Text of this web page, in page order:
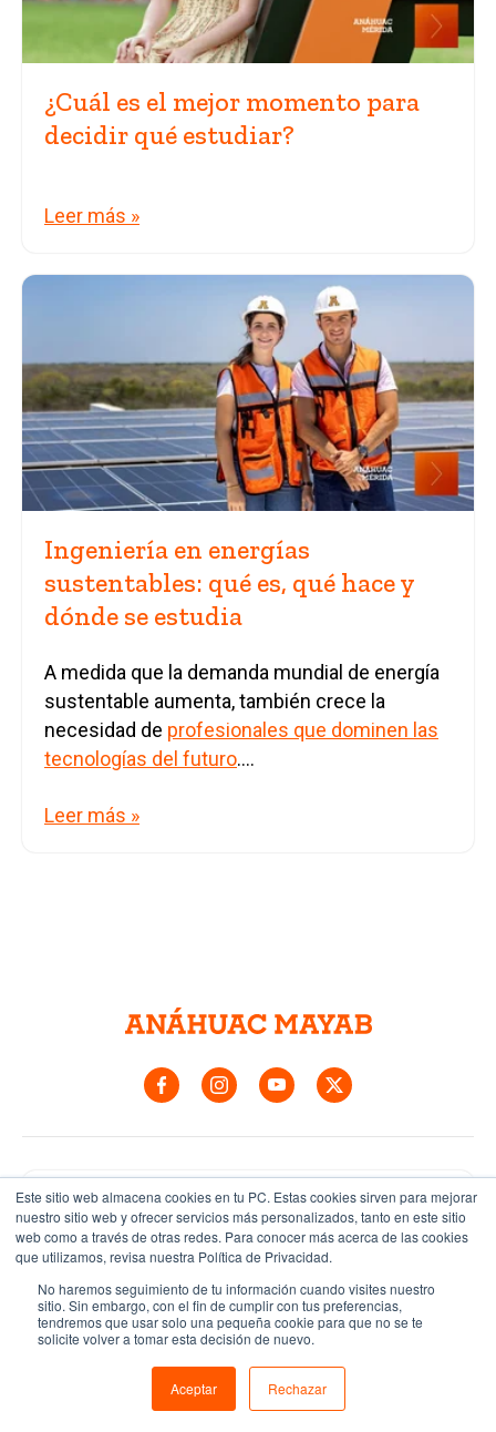
Este sitio web almacena cookies en tu PC. Estas cookies sirven para mejorar
nuestro sitio web y ofrecer servicios más personalizados, tanto en este sitio
web como a través de otras redes. Para conocer más acerca de las cookies
que utilizamos, revisa nuestra Política de Privacidad.
No haremos seguimiento de tu información cuando visites nuestro
sitio. Sin embargo, con el fin de cumplir con tus preferencias,
tendremos que usar solo una pequeña cookie para que no se te
solicite volver a tomar esta decisión de nuevo.
Aceptar Rechazar
¿Cuál es el mejor momento para
decidir qué estudiar?
Leer más »
Ingeniería en energías
sustentables: qué es, qué hace y
dónde se estudia
A medida que la demanda mundial de energía
sustentable aumenta, también crece la
necesidad de profesionales que dominen las
tecnologías del futuro....
Leer más »
Asesores preuniversitarios
Contáctalos
Representantes foráneos
Conócelos
Teléfono:(999) 942 4800con 5 líneas.